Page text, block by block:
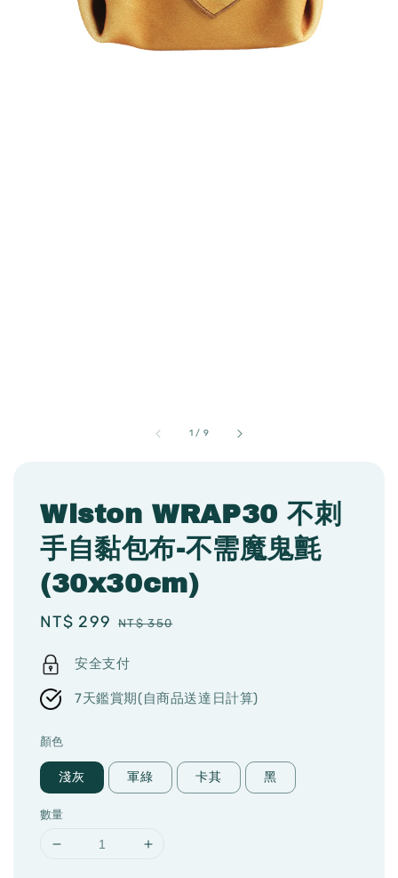
1 / 9
Wiston WRAP30 不刺
手自黏包布-不需魔鬼氈
(30x30cm)
Sale
NT$ 299 Regular
NT$ 350
安全支付
7天鑑賞期(自商品送達日計算)
顏色
淺灰 軍綠 卡其 黑
數量